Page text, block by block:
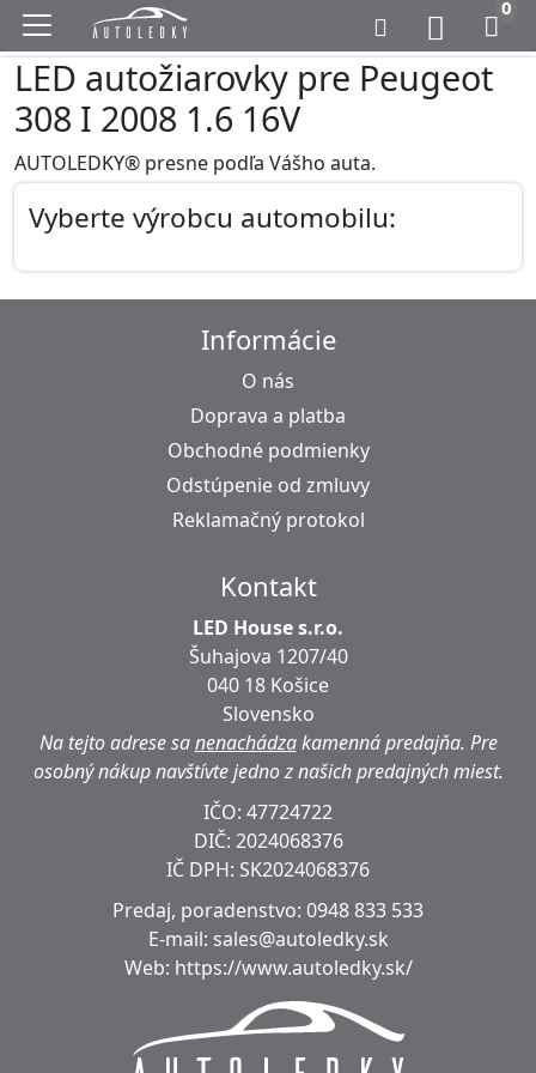
0
LED autožiarovky pre Peugeot
308 I 2008 1.6 16V
AUTOLEDKY® presne podľa Vášho auta.
Vyberte výrobcu automobilu:
Informácie
O nás
Doprava a platba
Obchodné podmienky
Odstúpenie od zmluvy
Reklamačný protokol
Kontakt
LED House s.r.o.
Šuhajova 1207/40
040 18 Košice
Slovensko
Na tejto adrese sanenachádzakamenná predajňa. Pre
osobný nákup navštívte jedno z našich predajných miest.
IČO: 47724722
DIČ: 2024068376
IČ DPH: SK2024068376
Predaj, poradenstvo: 0948 833 533
E-mail: sales@autoledky.sk
Web: https://www.autoledky.sk/